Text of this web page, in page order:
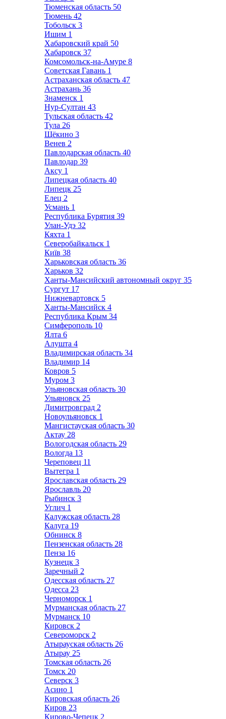
Тюменская область 50
Тюмень 42
Тобольск 3
Ишим 1
Хабаровский край 50
Хабаровск 37
Комсомольск-на-Амуре 8
Советская Гавань 1
Астраханская область 47
Астрахань 36
Знаменск 1
Нур-Султан 43
Тульская область 42
Тула 26
Щёкино 3
Венев 2
Павлодарская область 40
Павлодар 39
Аксу 1
Липецкая область 40
Липецк 25
Елец 2
Усмань 1
Республика Бурятия 39
Улан-Удэ 32
Кяхта 1
Северобайкальск 1
Київ 38
Харьковская область 36
Харьков 32
Ханты-Мансийский автономный округ 35
Сургут 17
Нижневартовск 5
Ханты-Мансийск 4
Республика Крым 34
Симферополь 10
Ялта 6
Алушта 4
Владимирская область 34
Владимир 14
Ковров 5
Муром 3
Ульяновская область 30
Ульяновск 25
Димитровград 2
Новоульяновск 1
Мангистауская область 30
Актау 28
Вологодская область 29
Вологда 13
Череповец 11
Вытегра 1
Ярославская область 29
Ярославль 20
Рыбинск 3
Углич 1
Калужская область 28
Калуга 19
Обнинск 8
Пензенская область 28
Пенза 16
Кузнецк 3
Заречный 2
Одесская область 27
Одесса 23
Черноморск 1
Мурманская область 27
Мурманск 10
Кировск 2
Североморск 2
Атырауская область 26
Атырау 25
Томская область 26
Томск 20
Северск 3
Асино 1
Кировская область 26
Киров 23
Кирово-Чепецк 2